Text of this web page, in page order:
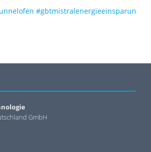
#gbtmistralenergieeinsparung
GmbH